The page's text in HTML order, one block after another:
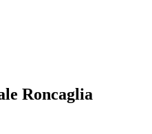
Roncaglia